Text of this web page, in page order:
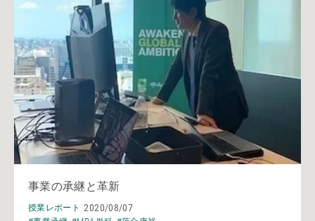
事業の承継と革新
授業レポート 2020/08/07